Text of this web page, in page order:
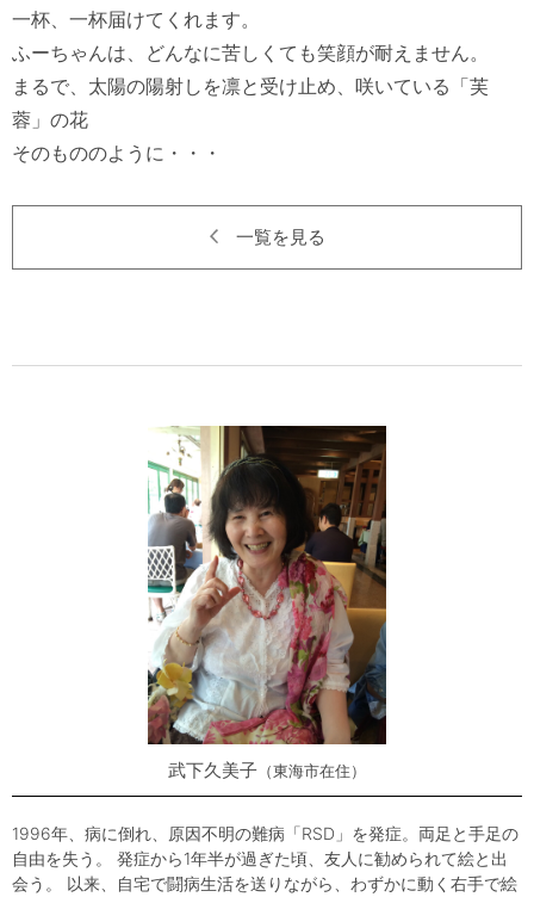
一杯、一杯届けてくれます。
ふーちゃんは、どんなに苦しくても笑顔が耐えません。
まるで、太陽の陽射しを凛と受け止め、咲いている「芙
蓉」の花
一覧を見る
武下久美子 東海市在住
1996年、病に倒れ、原因不明の難病「RSD」を発症。両足と手足の
自由を失う。 発症から1年半が過ぎた頃、友人に勧められて絵と出
会う。 以来、自宅で闘病生活を送りながら、わずかに動く右手で絵